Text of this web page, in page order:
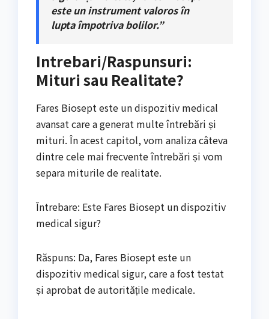
este un instrument valoros în
lupta împotriva bolilor.”
Intrebari/Raspunsuri:
Mituri sau Realitate?
Fares Biosept este un dispozitiv medical
avansat care a generat multe întrebări și
mituri. În acest capitol, vom analiza câteva
dintre cele mai frecvente întrebări și vom
separa miturile de realitate.
Întrebare: Este Fares Biosept un dispozitiv
medical sigur?
Răspuns: Da, Fares Biosept este un
dispozitiv medical sigur, care a fost testat
și aprobat de autoritățile medicale.